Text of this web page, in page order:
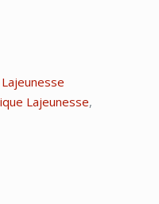
Lajeunesse,